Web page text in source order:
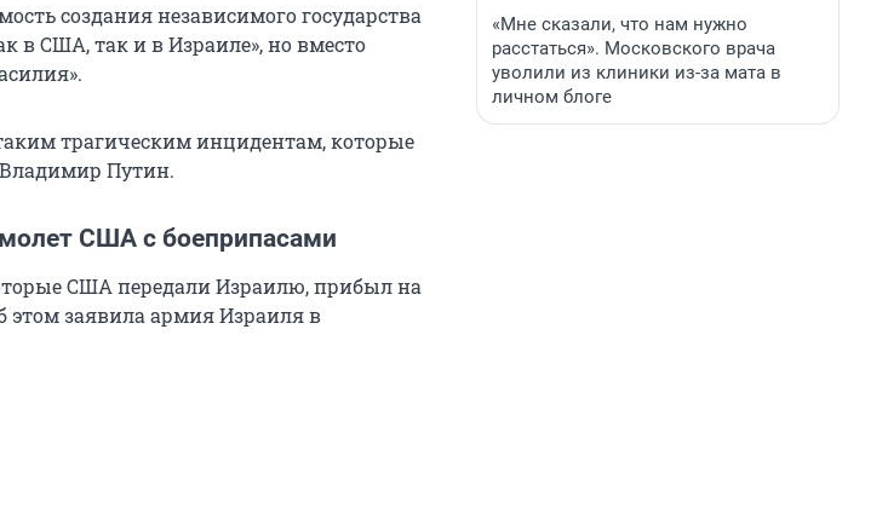
создания независимого государства
в США, так и в Израиле», но вместо
трагическим инцидентам, которые
Путин.
США с боеприпасами
США передали Израилю, прибыл на
этом заявила армия Израиля в
«Мне сказали, что нам нужно
расстаться». Московского врача
уволили из клиники из-за мата в
личном блоге